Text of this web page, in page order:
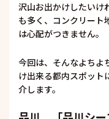
沢山お出かけしたいけ
も多く、コンクリート
は心配がつきません。
今回は、そんなよちよ
け出来る都内スポット
介します。